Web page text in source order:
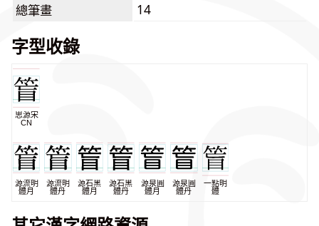
總筆畫
14
字型收錄
思源宋
CN
源流明
體月
源流明
體丹
源石黑
體月
源石黑
體丹
源泉圓
體月
源泉圓
體丹
一點明
體